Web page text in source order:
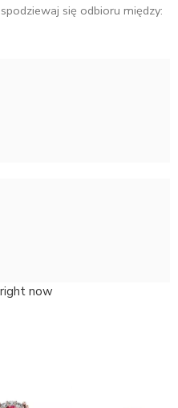
się odbioru między:
now